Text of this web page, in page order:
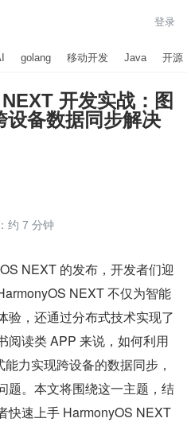
登录
golang 移动开发 Java 开源
开发实战：图
备数据同步解决
约 7 分钟
NEXT 的发布，开发者们迎
NEXT 不仅为智能
验，还通过分布式技术实现了
阅读类 APP 来说，如何利用
力实现跨设备的数据同步，
题。本文将围绕这一主题，结
快速上手 HarmonyOS NEXT